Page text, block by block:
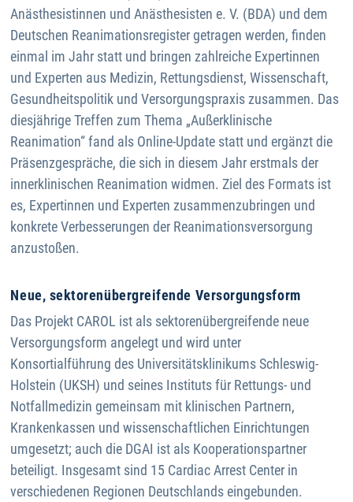
Anästhesistinnen und Anästhesisten e. V. (BDA) und dem
Deutschen Reanimationsregister getragen werden, finden
einmal im Jahr statt und bringen zahlreiche Expertinnen
und Experten aus Medizin, Rettungsdienst, Wissenschaft,
Gesundheitspolitik und Versorgungspraxis zusammen. Das
diesjährige Treffen zum Thema „Außerklinische
Reanimation“ fand als Online-Update statt und ergänzt die
Präsenzgespräche, die sich in diesem Jahr erstmals der
innerklinischen Reanimation widmen. Ziel des Formats ist
es, Expertinnen und Experten zusammenzubringen und
konkrete Verbesserungen der Reanimationsversorgung
anzustoßen.
Neue, sektorenübergreifende Versorgungsform
Das Projekt CAROL ist als sektorenübergreifende neue
Versorgungsform angelegt und wird unter
Konsortialführung des Universitätsklinikums Schleswig-
Holstein (UKSH) und seines Instituts für Rettungs- und
Notfallmedizin gemeinsam mit klinischen Partnern,
Krankenkassen und wissenschaftlichen Einrichtungen
umgesetzt; auch die DGAI ist als Kooperationspartner
beteiligt. Insgesamt sind 15 Cardiac Arrest Center in
verschiedenen Regionen Deutschlands eingebunden.